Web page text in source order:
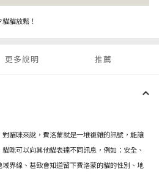
貓放鬆！
更多說明 推薦
貓咪來說，費洛蒙就是一堆複雜的訊號，能讓
咪可以向其他貓表達不同訊息，例如：安全、
界線、甚致會知道留下費洛蒙的貓的性別、地